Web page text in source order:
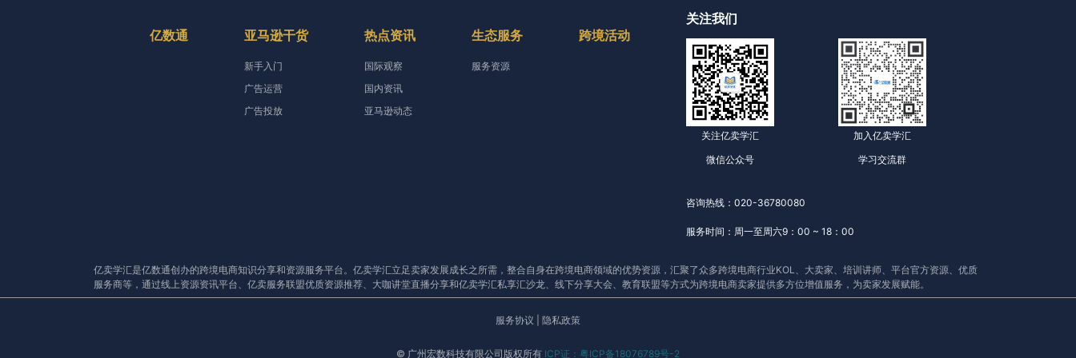
亿数通 亚马逊干货
新手入门
广告运营
广告投放
热点资讯
国际观察
国内资讯
亚马逊动态
生态服务
服务资源
跨境活动
关注我们
关注亿卖学汇
微信公众号
加入亿卖学汇
学习交流群
咨询热线：020-36780080
服务时间：周一至周六9：00 ~ 18：00
亿卖学汇是亿数通创办的跨境电商知识分享和资源服务平台。亿卖学汇立足卖家发展成长之所需，整合自身在跨境电商领域的优势资源，汇聚了众多跨境电商行业KOL、大卖家、培训讲师、平台官方资源、优质
服务商等，通过线上资源资讯平台、亿卖服务联盟优质资源推荐、大咖讲堂直播分享和亿卖学汇私享汇沙龙、线下分享大会、教育联盟等方式为跨境电商卖家提供多方位增值服务，为卖家发展赋能。
服务协议 隐私政策
© 广州宏数科技有限公司版权所有 ICP证：粤ICP备18076789号-2